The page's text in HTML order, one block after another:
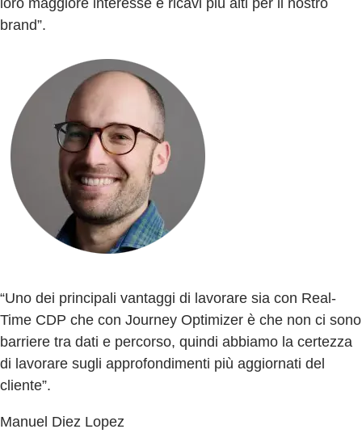
loro maggiore interesse e ricavi più alti per il nostro
brand”.
“Uno dei principali vantaggi di lavorare sia con Real-
Time CDP che con Journey Optimizer è che non ci sono
barriere tra dati e percorso, quindi abbiamo la certezza
di lavorare sugli approfondimenti più aggiornati del
cliente”.
Manuel Diez Lopez